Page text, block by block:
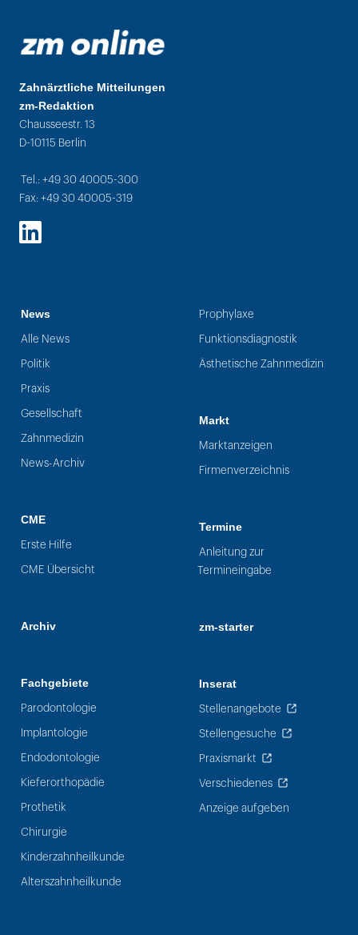
Zahnärztliche Mitteilungen
zm-Redaktion
Chausseestr. 13
D-10115 Berlin
Tel.: +49 30 40005-300
Fax: +49 30 40005-319
LinkedIn
News
Alle News
Politik
Praxis
Gesellschaft
Zahnmedizin
News-Archiv
CME
Erste Hilfe
CME Übersicht
Archiv
Fachgebiete
Parodontologie
Implantologie
Endodontologie
Kieferorthopädie
Prothetik
Chirurgie
Kinderzahnheilkunde
Alterszahnheilkunde
Prophylaxe
Funktionsdiagnostik
Ästhetische Zahnmedizin
Markt
Marktanzeigen
Firmenverzeichnis
Termine
Anleitung zur
Termineingabe
zm-starter
Inserat
Stellenangebote
Stellengesuche
Praxismarkt
Verschiedenes
Anzeige aufgeben